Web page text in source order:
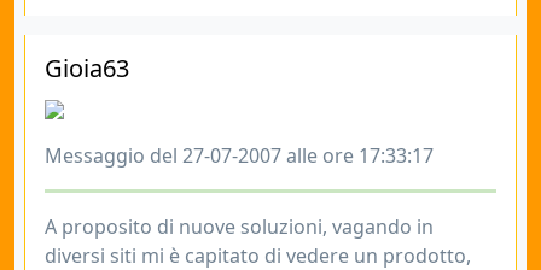
Gioia63
Messaggio del 27-07-2007 alle ore 17:33:17
A proposito di nuove soluzioni, vagando in
diversi siti mi è capitato di vedere un prodotto,